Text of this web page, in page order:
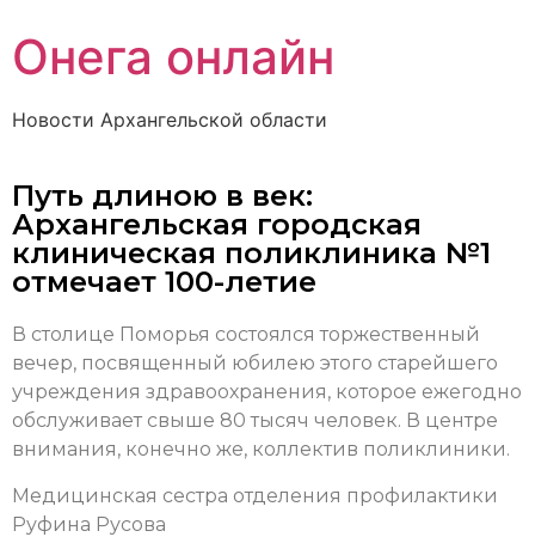
Онега онлайн
Новости Архангельской области
Путь длиною в век:
Архангельская городская
клиническая поликлиника №1
отмечает 100-летие
В столице Поморья состоялся торжественный
вечер, посвященный юбилею этого старейшего
учреждения здравоохранения, которое ежегодно
обслуживает свыше 80 тысяч человек. В центре
внимания, конечно же, коллектив поликлиники.
Медицинская сестра отделения профилактики
Руфина Русова